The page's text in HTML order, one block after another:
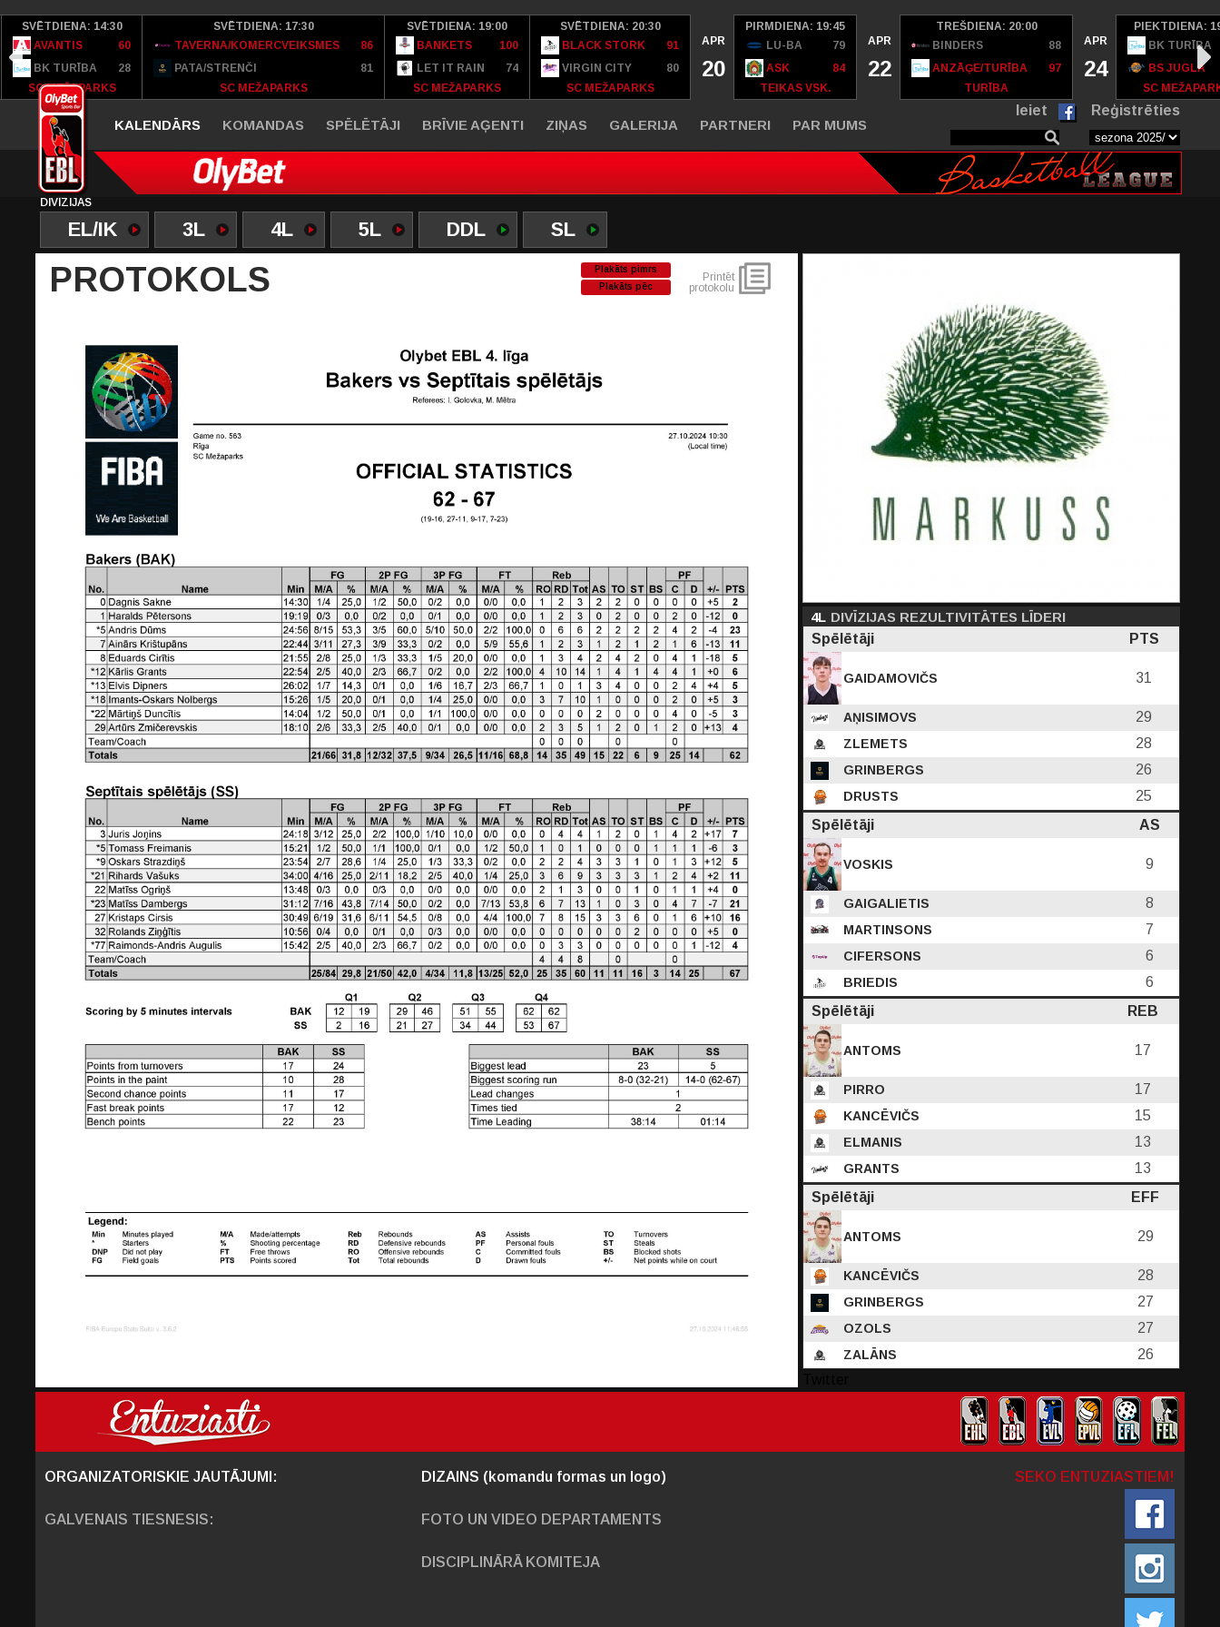
SVĒTDIENA: 14:30
AVANTIS
60
BK TURĪBA
28
SC MEŽAPARKS
SVĒTDIENA: 17:30
TAVERNA/KOMERCVEIKSMES
86
PATA/STRENČI
81
SC MEŽAPARKS
SVĒTDIENA: 19:00
BANKETS
100
LET IT RAIN
74
SC MEŽAPARKS
SVĒTDIENA: 20:30
BLACK STORK
91
VIRGIN CITY
80
SC MEŽAPARKS
APR
20
PIRMDIENA: 19:45
LU-BA
79
ASK
84
TEIKAS VSK.
APR
22
TREŠDIENA: 20:00
BINDERS
88
ANZĀĢE/TURĪBA
97
TURĪBA
APR
24
PIEKTDIENA:
BK TURĪBA
BS JUGLA
SC
KALENDĀRS KOMANDAS SPĒLĒTĀJI BRĪVIE AĢENTI ZIŅAS GALERIJA PARTNERI PAR MUMS
Ieiet Reģistrēties
DIVĪZIJAS
EL/IK 3L 4L 5L DDL SL
PROTOKOLS
Plakāts pimrs
Plakāts pēc
Printēt
protokolu
4L DIVĪZIJAS REZULTIVITĀTES LĪDERI
Spēlētāji
PTS
GAIDAMOVIČS 31
AŅISIMOVS 29
ZLEMETS 28
GRINBERGS 26
DRUSTS
25
Spēlētāji
AS
VOSKIS 9
GAIGALIETIS 8
MARTINSONS 7
CIFERSONS 6
BRIEDIS
6
Spēlētāji
REB
ANTOMS 17
PIRRO 17
KANCĒVIČS 15
ELMANIS 13
GRANTS
13
Spēlētāji
EFF
ANTOMS 29
KANCĒVIČS 28
GRINBERGS 27
OZOLS 27
ZALĀNS
26
ORGANIZATORISKIE JAUTĀJUMI:
GALVENAIS TIESNESIS:
DIZAINS (komandu formas un logo)
FOTO UN VIDEO DEPARTAMENTS
DISCIPLINĀRĀ KOMITEJA
SEKO ENTUZIASTIEM!